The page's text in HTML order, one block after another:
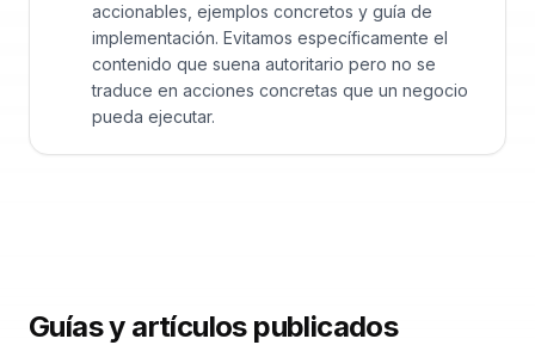
accionables, ejemplos concretos y guía de
implementación. Evitamos específicamente el
contenido que suena autoritario pero no se
traduce en acciones concretas que un negocio
pueda ejecutar.
Guías y artículos publicados